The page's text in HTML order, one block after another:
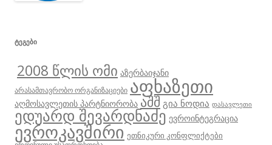
ᲢᲔᲒᲔᲑᲘ
2008 წლის ომი აზერბაიჯანი
არასამთავრობო ორგანიზაციები აფხაზეთი
აღმოსავლეთის პარტნიორობა აშშ გია ნოდია დასავლეთი
ედუარდ შევარდნაძე ევროინტეგრაცია
ევროკავშირი ეთნიკური კონფლიქტები